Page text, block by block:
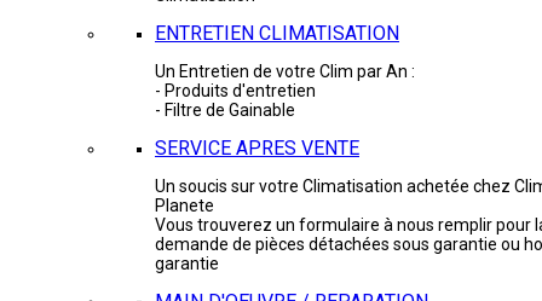
ENTRETIEN CLIMATISATION
Un Entretien de votre Clim par An :
- Produits d'entretien
- Filtre de Gainable
SERVICE APRES VENTE
Un soucis sur votre Climatisation achetée chez
Planete
Vous trouverez un formulaire à nous remplir pour
demande de pièces détachées sous garantie ou
garantie